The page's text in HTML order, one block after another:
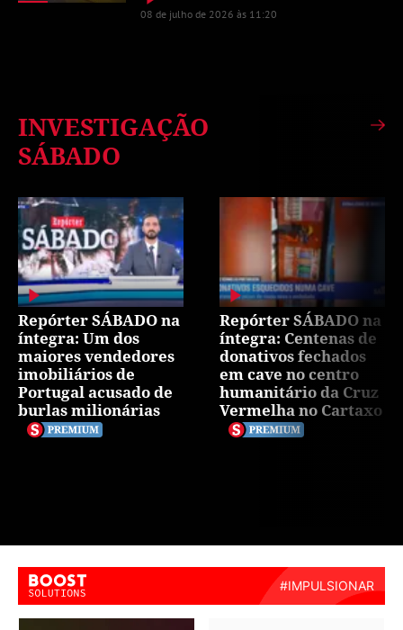
08 de julho de 2026 às 11:20
INVESTIGAÇÃO
SÁBADO
Repórter SÁBADO na
íntegra: Um dos
maiores vendedores
imobiliários de
Portugal acusado de
burlas milionárias
Repórter SÁBADO na
íntegra: Centenas de
donativos fechados
em cave no centro
humanitário da Cruz
Vermelha no Cartaxo